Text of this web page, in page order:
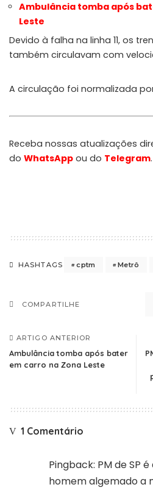
Ambulância tomba após
Leste
Devido à falha na linha 11, os
também circulavam com
A circulação foi normalizada
Receba nossas atualizações
do WhatsApp ou do Telegram.
HASHTAGS cptm Metrô
COMPARTILHE
ARTIGO ANTERIOR
Ambulância tomba após bater
em carro na Zona Leste
1 Comentário
Pingback: PM de SP
homem algemado a